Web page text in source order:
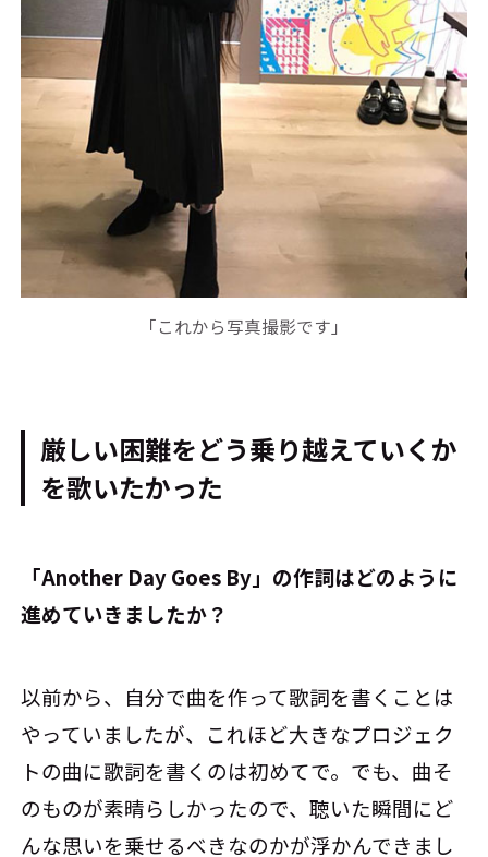
「これから写真撮影です」
厳しい困難をどう乗り越えていくか
を歌いたかった
――「Another Day Goes By」の作詞はどのように
進めていきましたか？
以前から、自分で曲を作って歌詞を書くことは
やっていましたが、これほど大きなプロジェク
トの曲に歌詞を書くのは初めてで。でも、曲そ
のものが素晴らしかったので、聴いた瞬間にど
んな思いを乗せるべきなのかが浮かんできまし